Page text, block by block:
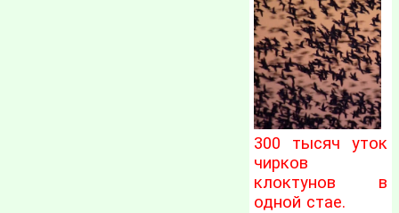
300 тысяч уток
чирков
клоктунов в
одной стае.